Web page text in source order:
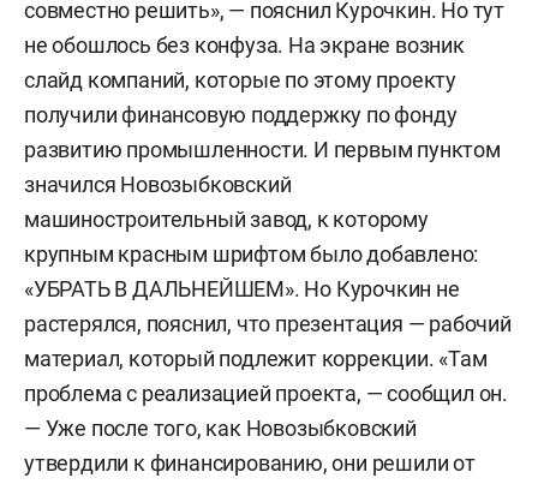
совместно решить», — пояснил Курочкин. Но тут
не обошлось без конфуза. На экране возник
слайд компаний, которые по этому проекту
получили финансовую поддержку по фонду
развитию промышленности. И первым пунктом
значился Новозыбковский
машиностроительный завод, к которому
крупным красным шрифтом было добавлено:
«УБРАТЬ В ДАЛЬНЕЙШЕМ». Но Курочкин не
растерялся, пояснил, что презентация — рабочий
материал, который подлежит коррекции. «Там
проблема с реализацией проекта, — сообщил он.
— Уже после того, как Новозыбковский
утвердили к финансированию, они решили от